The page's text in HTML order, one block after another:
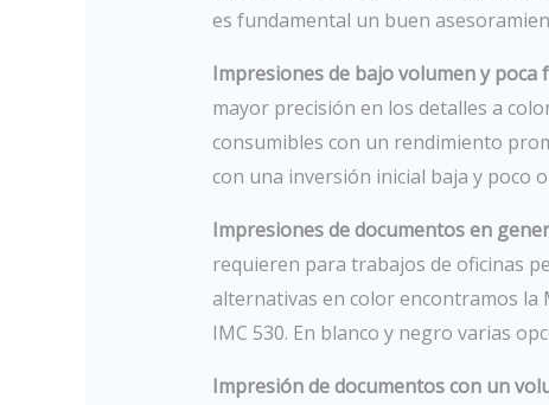
es fundamental un buen
Impresiones de bajo volumen y poca
mayor precisión en los detalles a
consumibles con un rendimiento
con una inversión inicial baja y poco
Impresiones de documentos en
requieren para trabajos de oficinas
alternativas en color encontramos la
IMC 530. En blanco y negro varias
Impresión de documentos con un